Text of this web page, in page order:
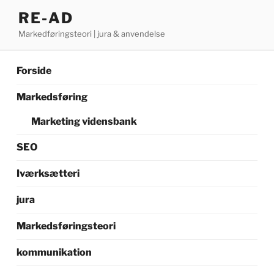
indhold
RE-AD
Markedføringsteori | jura & anvendelse
Forside
Markedsføring
Marketing vidensbank
SEO
Iværksætteri
jura
Markedsføringsteori
kommunikation